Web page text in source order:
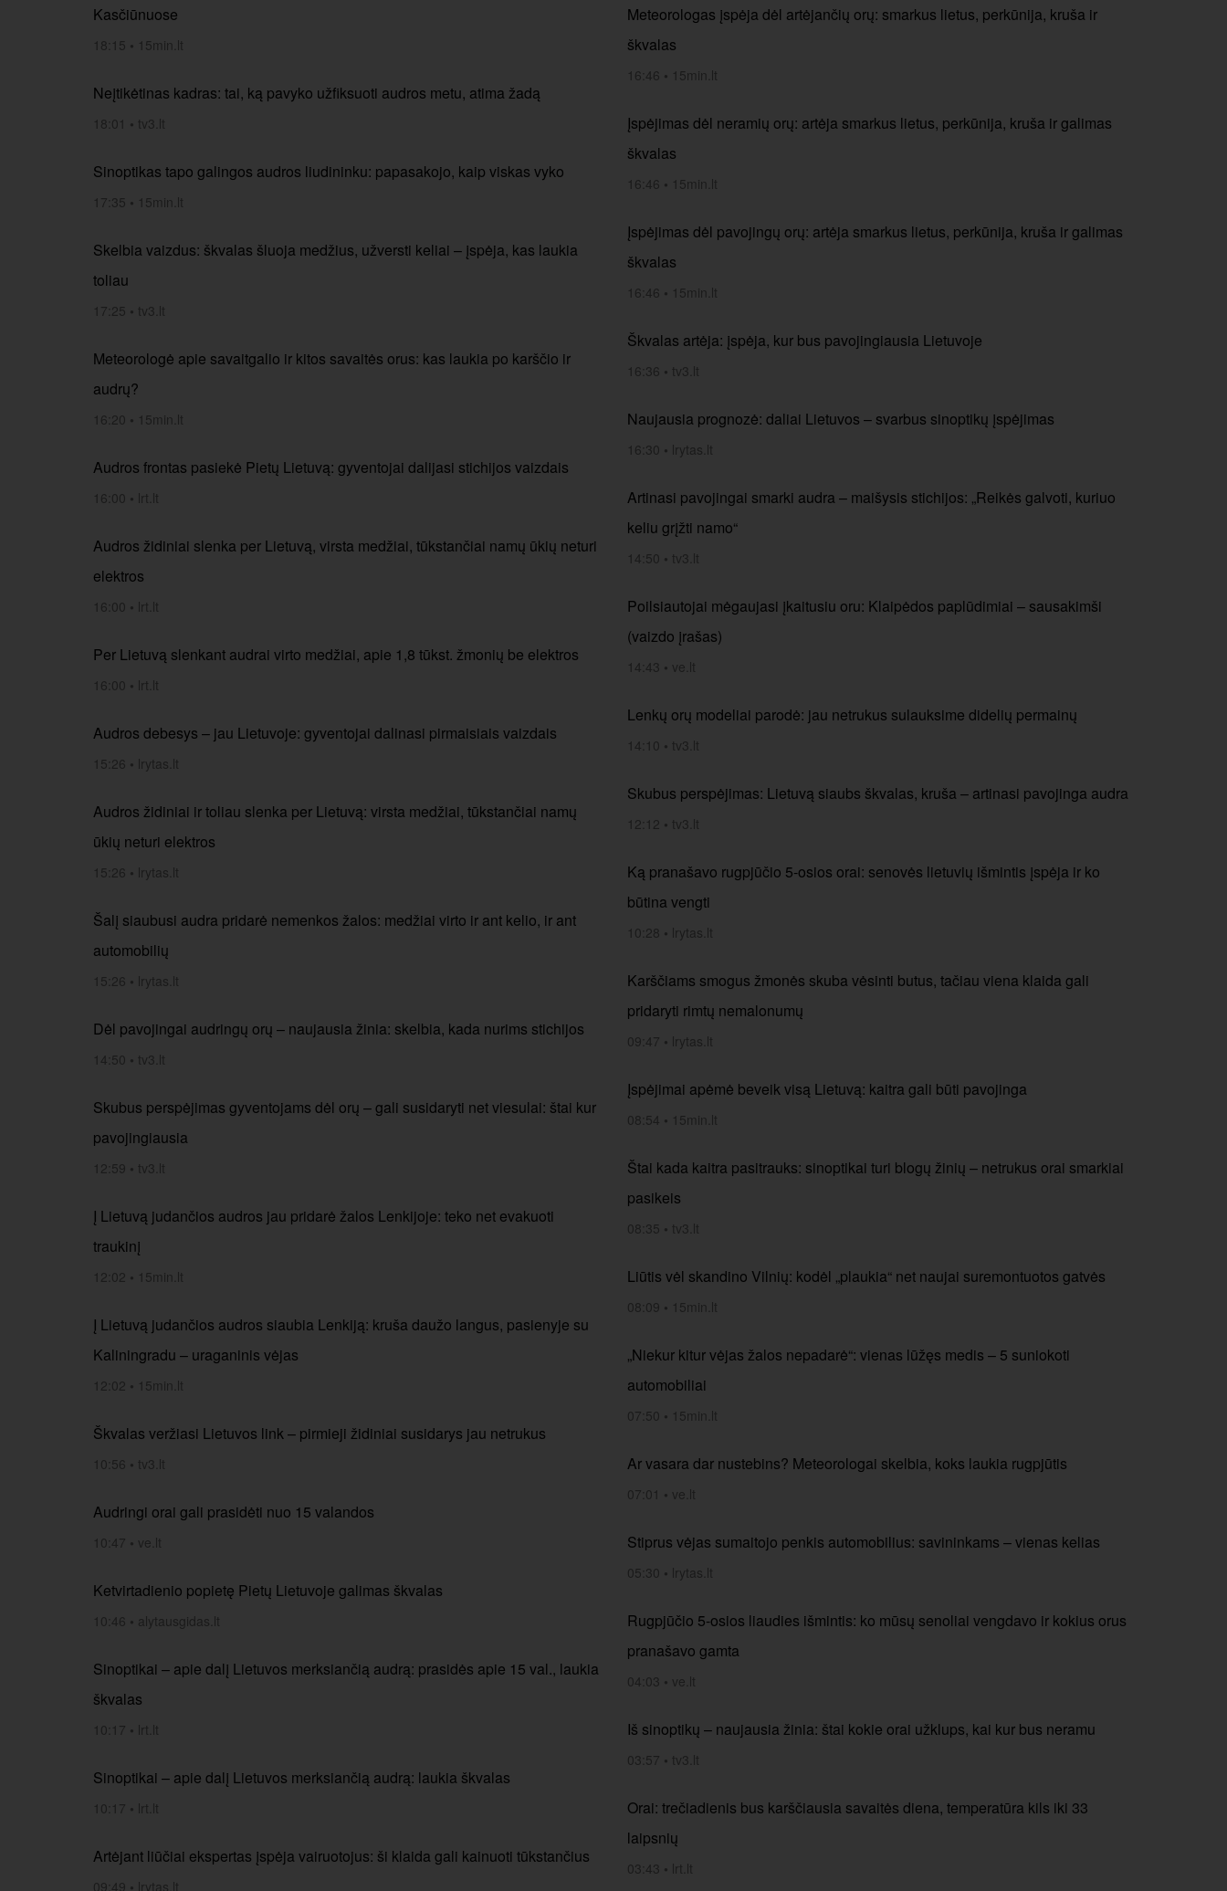
Kasčiūnuose
18:15 • 15min.lt
Neįtikėtinas kadras: tai, ką pavyko užfiksuoti audros metu, atima žadą
18:01 • tv3.lt
Sinoptikas tapo galingos audros liudininku: papasakojo, kaip viskas vyko
17:35 • 15min.lt
Skelbia vaizdus: škvalas šluoja medžius, užversti keliai – įspėja, kas laukia
toliau
17:25 • tv3.lt
Meteorologė apie savaitgalio ir kitos savaitės orus: kas laukia po karščio ir
audrų?
16:20 • 15min.lt
Audros frontas pasiekė Pietų Lietuvą: gyventojai dalijasi stichijos vaizdais
16:00 • lrt.lt
Audros židiniai slenka per Lietuvą, virsta medžiai, tūkstančiai namų ūkių neturi
elektros
16:00 • lrt.lt
Per Lietuvą slenkant audrai virto medžiai, apie 1,8 tūkst. žmonių be elektros
16:00 • lrt.lt
Audros debesys – jau Lietuvoje: gyventojai dalinasi pirmaisiais vaizdais
15:26 • lrytas.lt
Audros židiniai ir toliau slenka per Lietuvą: virsta medžiai, tūkstančiai namų
ūkių neturi elektros
15:26 • lrytas.lt
Šalį siaubusi audra pridarė nemenkos žalos: medžiai virto ir ant kelio, ir ant
automobilių
15:26 • lrytas.lt
Dėl pavojingai audringų orų – naujausia žinia: skelbia, kada nurims stichijos
14:50 • tv3.lt
Skubus perspėjimas gyventojams dėl orų – gali susidaryti net viesulai: štai kur
pavojingiausia
12:59 • tv3.lt
Į Lietuvą judančios audros jau pridarė žalos Lenkijoje: teko net evakuoti
traukinį
12:02 • 15min.lt
Į Lietuvą judančios audros siaubia Lenkiją: kruša daužo langus, pasienyje su
Kaliningradu – uraganinis vėjas
12:02 • 15min.lt
Škvalas veržiasi Lietuvos link – pirmieji židiniai susidarys jau netrukus
10:56 • tv3.lt
Audringi orai gali prasidėti nuo 15 valandos
10:47 • ve.lt
Ketvirtadienio popietę Pietų Lietuvoje galimas škvalas
10:46 • alytausgidas.lt
Sinoptikai – apie dalį Lietuvos merksiančią audrą: prasidės apie 15 val., laukia
škvalas
10:17 • lrt.lt
Sinoptikai – apie dalį Lietuvos merksiančią audrą: laukia škvalas
10:17 • lrt.lt
Artėjant liūčiai ekspertas įspėja vairuotojus: ši klaida gali kainuoti tūkstančius
09:49 • lrytas.lt
Meteorologas įspėja dėl artėjančių orų: smarkus lietus, perkūnija, kruša ir
škvalas
16:46 • 15min.lt
Įspėjimas dėl neramių orų: artėja smarkus lietus, perkūnija, kruša ir galimas
škvalas
16:46 • 15min.lt
Įspėjimas dėl pavojingų orų: artėja smarkus lietus, perkūnija, kruša ir galimas
škvalas
16:46 • 15min.lt
Škvalas artėja: įspėja, kur bus pavojingiausia Lietuvoje
16:36 • tv3.lt
Naujausia prognozė: daliai Lietuvos – svarbus sinoptikų įspėjimas
16:30 • lrytas.lt
Artinasi pavojingai smarki audra – maišysis stichijos: „Reikės galvoti, kuriuo
keliu grįžti namo“
14:50 • tv3.lt
Poilsiautojai mėgaujasi įkaitusiu oru: Klaipėdos paplūdimiai – sausakimši
(vaizdo įrašas)
14:43 • ve.lt
Lenkų orų modeliai parodė: jau netrukus sulauksime didelių permainų
14:10 • tv3.lt
Skubus perspėjimas: Lietuvą siaubs škvalas, kruša – artinasi pavojinga audra
12:12 • tv3.lt
Ką pranašavo rugpjūčio 5-osios orai: senovės lietuvių išmintis įspėja ir ko
būtina vengti
10:28 • lrytas.lt
Karščiams smogus žmonės skuba vėsinti butus, tačiau viena klaida gali
pridaryti rimtų nemalonumų
09:47 • lrytas.lt
Įspėjimai apėmė beveik visą Lietuvą: kaitra gali būti pavojinga
08:54 • 15min.lt
Štai kada kaitra pasitrauks: sinoptikai turi blogų žinių – netrukus orai smarkiai
pasikeis
08:35 • tv3.lt
Liūtis vėl skandino Vilnių: kodėl „plaukia“ net naujai suremontuotos gatvės
08:09 • 15min.lt
„Niekur kitur vėjas žalos nepadarė“: vienas lūžęs medis – 5 suniokoti
automobiliai
07:50 • 15min.lt
Ar vasara dar nustebins? Meteorologai skelbia, koks laukia rugpjūtis
07:01 • ve.lt
Stiprus vėjas sumaitojo penkis automobilius: savininkams – vienas kelias
05:30 • lrytas.lt
Rugpjūčio 5-osios liaudies išmintis: ko mūsų senoliai vengdavo ir kokius orus
pranašavo gamta
04:03 • ve.lt
Iš sinoptikų – naujausia žinia: štai kokie orai užklups, kai kur bus neramu
03:57 • tv3.lt
Orai: trečiadienis bus karščiausia savaitės diena, temperatūra kils iki 33
laipsnių
03:43 • lrt.lt